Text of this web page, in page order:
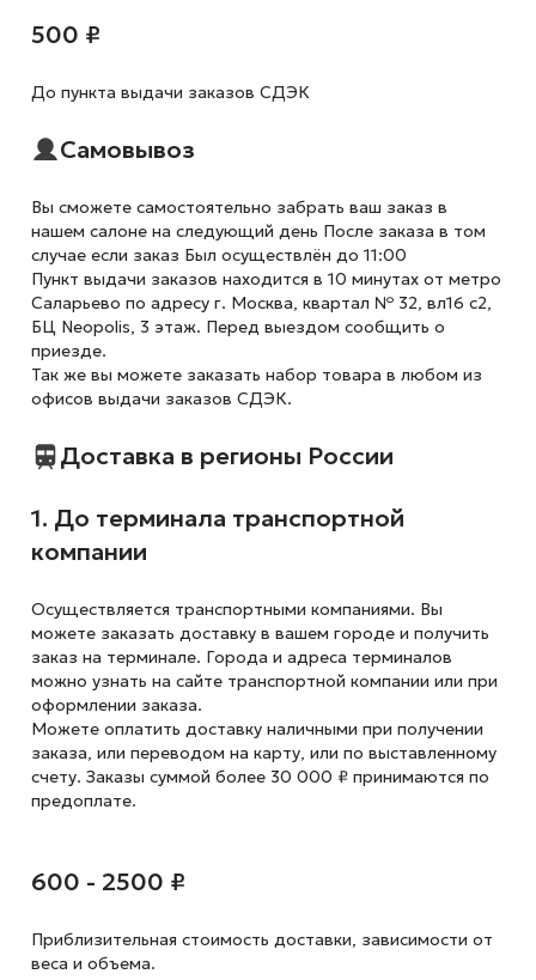
500 ₽
До пункта выдачи заказов СДЭК
Самовывоз
Вы сможете самостоятельно забрать ваш заказ в
нашем салоне на следующий день После заказа в том
случае если заказ Был осуществлён до 11:00
Пункт выдачи заказов находится в 10 минутах от метро
Саларьево по адресу г. Москва, квартал № 32, вл16 с2,
БЦ Neopolis, 3 этаж. Перед выездом сообщить о
приезде.
Так же вы можете заказать набор товара в любом из
офисов выдачи заказов СДЭК.
Доставка в регионы России
1. До терминала транспортной
компании
Осуществляется транспортными компаниями. Вы
можете заказать доставку в вашем городе и получить
заказ на терминале. Города и адреса терминалов
можно узнать на сайте транспортной компании или при
оформлении заказа.
Можете оплатить доставку наличными при получении
заказа, или переводом на карту, или по выставленному
счету. Заказы суммой более 30 000 ₽ принимаются по
предоплате.
600 - 2500 ₽
Приблизительная стоимость доставки, зависимости от
веса и объема.